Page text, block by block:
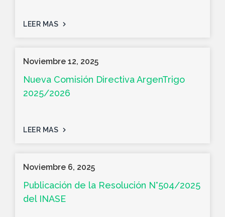
LEER MAS
Noviembre 12, 2025
Nueva Comisión Directiva ArgenTrigo
2025/2026
LEER MAS
Noviembre 6, 2025
Publicación de la Resolución N°504/2025
del INASE